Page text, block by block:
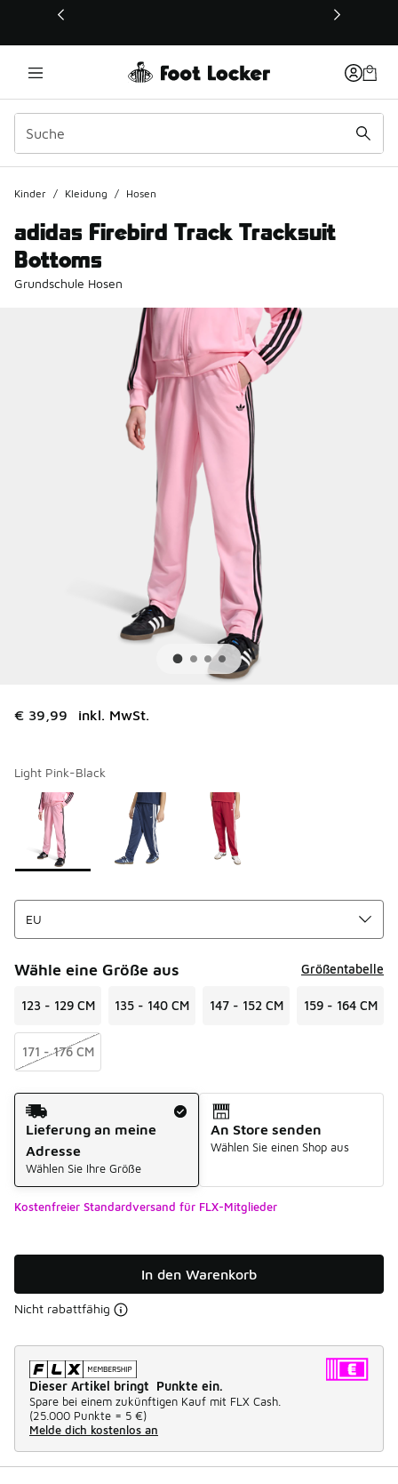
Dieser Link öffnet sich in einem neuen Fenster
Kinder / Kleidung / Hosen
adidas Firebird Track Tracksuit
Bottoms
Grundschule Hosen
€ 39,99 inkl. MwSt.
Light Pink-Black
Seite 1 von 1 zeigt die Farben 1 bis 3 von 3 an.
Bitte wählen Sie einen Stil aus*
Wähle eine Größe aus Größentabelle
123 - 129 CM 135 - 140 CM 147 - 152 CM 159 - 164 CM
171 - 176 CM
Versandart
Lieferung an meine
Adresse
Wählen Sie Ihre Größe
An Store senden
Wählen Sie einen Shop aus
Kostenfreier Standardversand für FLX-Mitglieder
In den Warenkorb
Nicht rabattfähig
Dieser Artikel bringt Punkte ein.
Spare bei einem zukünftigen Kauf mit FLX Cash.
(25.000 Punkte = 5 €)
Melde dich kostenlos an